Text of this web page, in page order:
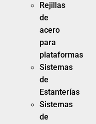
Rejillas
de
acero
para
plataformas
Sistemas
de
Estanterías
Sistemas
de